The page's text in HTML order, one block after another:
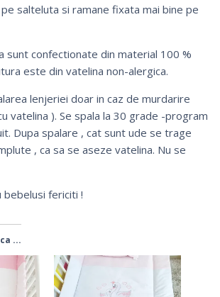
salteluta si ramane fixata mai bine pe
sunt confectionate din material 100 %
este din vatelina non-alergica.
lenjeriei doar in caz de murdarire
vatelina ). Se spala la 30 grade -program
Dupa spalare , cat sunt ude se trage
, ca sa se aseze vatelina. Nu se
bebelusi fericiti !
...